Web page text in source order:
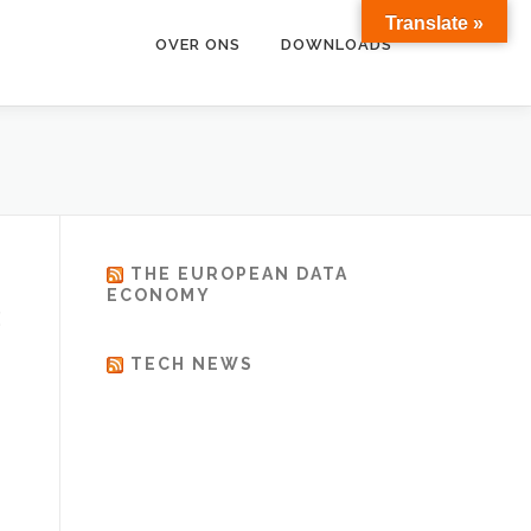
OVER ONS DOWNLOADS
THE EUROPEAN DATA
ECONOMY
TECH NEWS
Translate »